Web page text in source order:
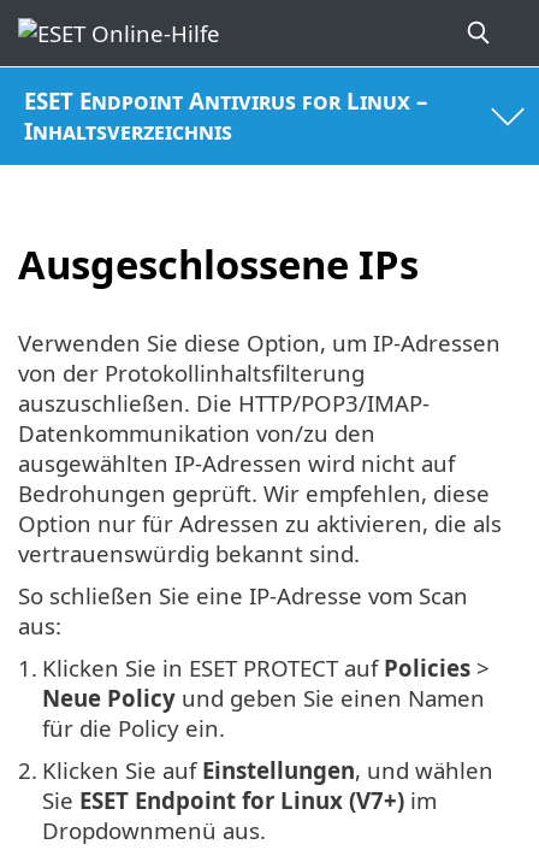
ESET Endpoint Antivirus for Linux –
Inhaltsverzeichnis
Ausgeschlossene IPs
Verwenden Sie diese Option, um IP-Adressen
von der Protokollinhaltsfilterung
auszuschließen. Die HTTP/POP3/IMAP-
Datenkommunikation von/zu den
ausgewählten IP-Adressen wird nicht auf
Bedrohungen geprüft. Wir empfehlen, diese
Option nur für Adressen zu aktivieren, die als
vertrauenswürdig bekannt sind.
So schließen Sie eine IP-Adresse vom Scan
aus:
1. Klicken Sie in ESET PROTECT auf Policies >
Neue Policy und geben Sie einen Namen
für die Policy ein.
2. Klicken Sie auf Einstellungen, und wählen
Sie ESET Endpoint for Linux (V7+) im
Dropdownmenü aus.